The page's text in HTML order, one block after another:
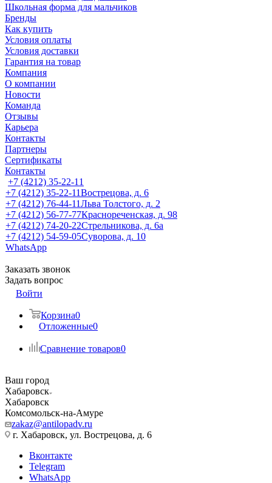
Школьная форма для мальчиков
Бренды
Как купить
Условия оплаты
Условия доставки
Гарантия на товар
Компания
О компании
Новости
Команда
Отзывы
Карьера
Контакты
Партнеры
Сертификаты
Контакты
+7 (4212) 35-22-11
+7 (4212) 35-22-11Вострецова, д. 6
+7 (4212) 76-44-11Льва Толстого, д. 2
+7 (4212) 56-77-77Краснореченская, д. 98
+7 (4212) 74-20-22Стрельникова, д. 6а
+7 (4212) 54-59-05Суворова, д. 10
WhatsApp
Заказать звонок
Задать вопрос
Войти
Корзина0
Отложенные0
Сравнение товаров0
Ваш город
Хабаровск
Хабаровск
Комсомольск-на-Амуре
zakaz@antilopadv.ru
г. Хабаровск, ул. Вострецова, д. 6
Вконтакте
Telegram
WhatsApp